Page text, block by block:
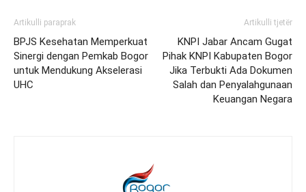
Artikulli paraprak
BPJS Kesehatan Memperkuat
Sinergi dengan Pemkab Bogor
untuk Mendukung Akselerasi
UHC
Artikulli tjetër
KNPI Jabar Ancam Gugat
Pihak KNPI Kabupaten Bogor
Jika Terbukti Ada Dokumen
Salah dan Penyalahgunaan
Keuangan Negara